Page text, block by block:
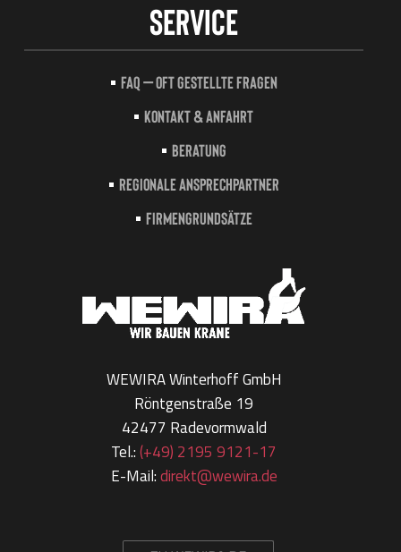
WEWIRA Winterhoff GmbH
Röntgenstraße 19
42477 Radevormwald
Tel.:(+49) 2195 9121-17
E-Mail:direkt@wewira.de
Service
FAQ – Oft gestellte Fragen
Kontakt & Anfahrt
Beratung
Regionale Ansprechpartner
Firmengrundsätze